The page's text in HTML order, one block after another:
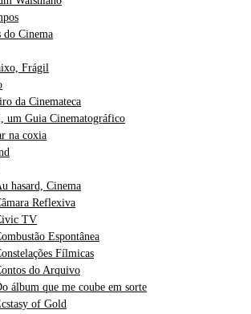
do Cinema
Frágil
da Cinemateca
um Guia Cinematográfico
na coxia
hasard, Cinema
Reflexiva
TV
Espontânea
Fílmicas
do Arquivo
álbum que me coube em sorte
of Gold